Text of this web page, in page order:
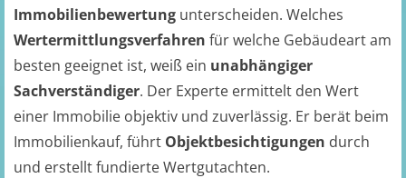
Immobilienbewertung unterscheiden. Welches
Wertermittlungsverfahren für welche Gebäudeart am
besten geeignet ist, weiß ein unabhängiger
Sachverständiger. Der Experte ermittelt den Wert
einer Immobilie objektiv und zuverlässig. Er berät beim
Immobilienkauf, führt Objektbesichtigungen durch
und erstellt fundierte Wertgutachten.